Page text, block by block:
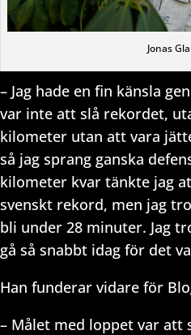
Jonas
– Jag hade en fin känsla
var inte att slå rekordet,
kilometer utan att vara
så jag sprang ganska
kilometer kvar tänkte jag
svenskt rekord, men jag
bli under 28 minuter. Jag
gå så snabbt idag för det
Han funderar vidare för
– Målet med loppet var att